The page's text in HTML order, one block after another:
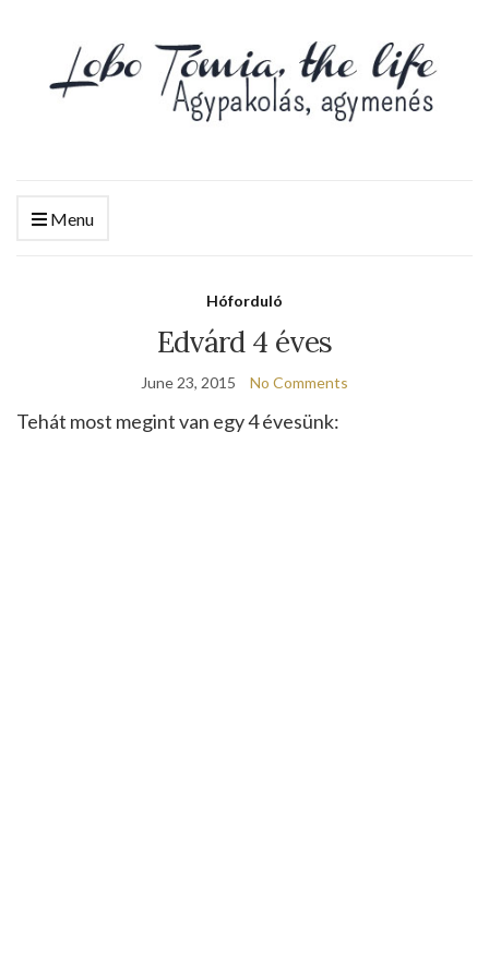
Menu
Hóforduló
Edvárd 4 éves
June 23, 2015 No Comments
Tehát most megint van egy 4 évesünk: